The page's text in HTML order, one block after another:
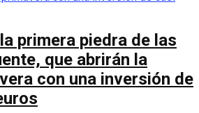
primera piedra de las
que abrirán la
con una inversión de